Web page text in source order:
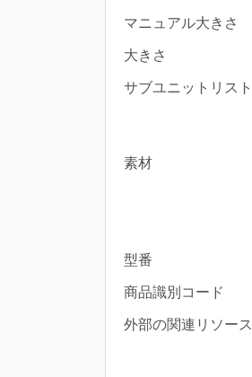
マニュアル大きさ
大きさ
サブユニットリスト
素材
型番
商品識別コード
外部の関連リソース